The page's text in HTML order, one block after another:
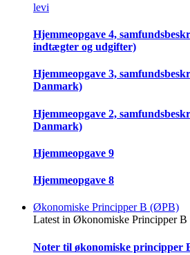
levi
Hjemmeopgave 4,
indtægter og udgifter)
Hjemmeopgave 3,
Danmark)
Hjemmeopgave 2,
Danmark)
Hjemmeopgave 9
Hjemmeopgave 8
Økonomiske Principper B (ØPB)
Latest in Økonomiske Principper
Noter til økonomiske principper